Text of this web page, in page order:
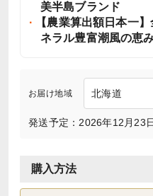
美半島ブランド
【農業算出額日本一
ネラル豊富潮風の恵
お届け地域
発送予定：2026年12月23
購入方法